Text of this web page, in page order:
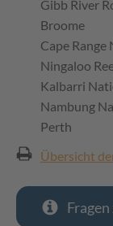
Gibb River
Broome
Cape
Ningaloo
Kalbarri
Nambung
Perth
Übersicht